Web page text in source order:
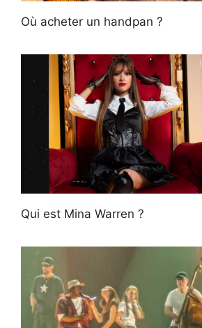
Où acheter un handpan ?
Qui est Mina Warren ?